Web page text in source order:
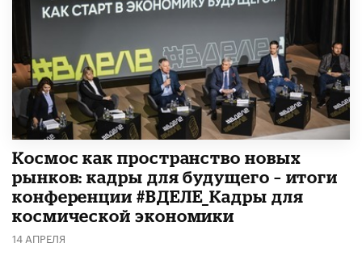
Космос как пространство новых
рынков: кадры для будущего – итоги
конференции #ВДЕЛЕ_Кадры для
космической экономики
14 АПРЕЛЯ